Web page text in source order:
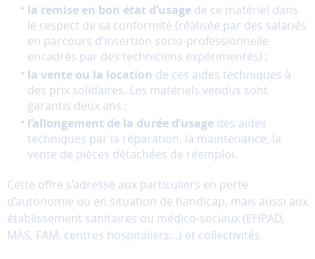
la remise en bon état d’usagede ce matériel dans
le respect de sa conformité (réalisée par des salariés
en parcours d’insertion socio-professionnelle
encadrés par des techniciens expérimentés) ;
la vente ou la location de ces aides techniques à
des prix solidaires. Les matériels vendus sont
garantis deux ans ;
l’allongement de la durée d’usagedes aides
techniques par la réparation, la maintenance, la
vente de pièces détachées de réemploi.
Cette offre s’adresse aux particuliers en perte
d’autonomie ou en situation de handicap, mais aussi aux
établissement sanitaires ou médico-sociaux (EHPAD,
MAS, FAM, centres hospitaliers…) et collectivités.
d'analyser
l'utilisation
du
site
afin
d'améliorer
performance
de
nos
services.